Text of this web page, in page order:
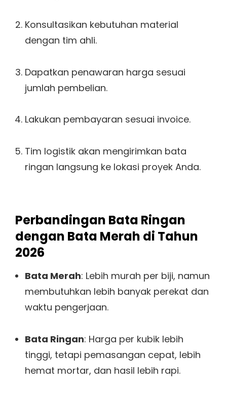
Konsultasikan kebutuhan material
dengan tim ahli.
Dapatkan penawaran harga sesuai
jumlah pembelian.
Lakukan pembayaran sesuai invoice.
Tim logistik akan mengirimkan bata
ringan langsung ke lokasi proyek Anda.
Perbandingan Bata Ringan
dengan Bata Merah di Tahun
2026
Bata Merah: Lebih murah per biji, namun
membutuhkan lebih banyak perekat dan
waktu pengerjaan.
Bata Ringan: Harga per kubik lebih
tinggi, tetapi pemasangan cepat, lebih
hemat mortar, dan hasil lebih rapi.